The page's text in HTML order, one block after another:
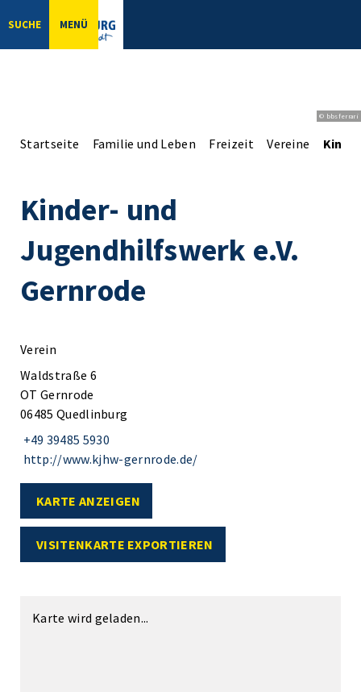
SUCHE MENÜ
© bbsferrari
Startseite Familie und Leben Freizeit Vereine
Kinder- und
Jugendhilfswerk e.V.
Gernrode
Verein
Waldstraße 6
OT Gernrode
06485 Quedlinburg
+49 39485 5930
http://www.kjhw-gernrode.de/
KARTE ANZEIGEN
VISITENKARTE EXPORTIEREN
Karte wird geladen...